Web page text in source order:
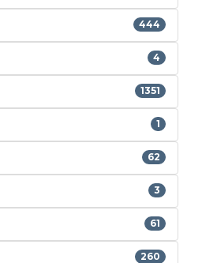
444
4
1351
1
62
3
61
260